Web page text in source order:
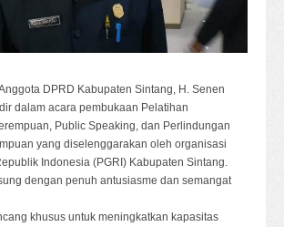
DPRD Kabupaten Sintang, H. Senen
dalam acara pembukaan Pelatihan
Public Speaking, dan Perlindungan
yang diselenggarakan oleh organisasi
Indonesia (PGRI) Kabupaten Sintang.
dengan penuh antusiasme dan semangat
khusus untuk meningkatkan kapasitas